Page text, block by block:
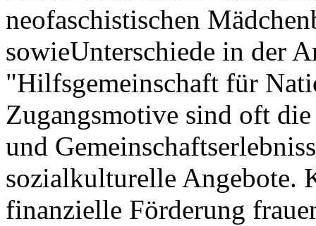
neofaschistischen
sowieUnterschiede in der
"Hilfsgemeinschaft für
Zugangsmotive sind oft
und
sozialkulturelle Angebote.
finanzielle Förderung